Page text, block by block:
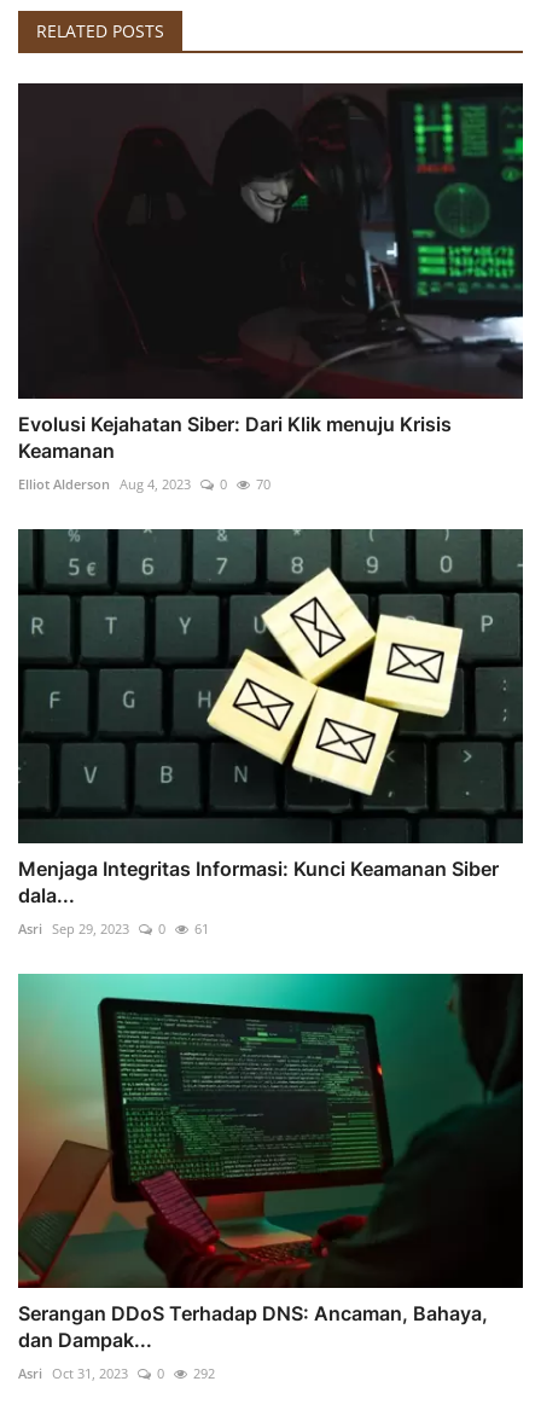
RELATED POSTS
Evolusi Kejahatan Siber: Dari Klik menuju Krisis
Keamanan
Elliot Alderson Aug 4, 2023 0 70
Menjaga Integritas Informasi: Kunci Keamanan Siber
dala...
Asri Sep 29, 2023 0 61
Serangan DDoS Terhadap DNS: Ancaman, Bahaya,
dan Dampak...
Asri Oct 31, 2023 0 292